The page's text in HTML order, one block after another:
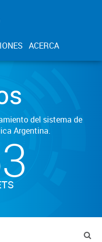
ACERCA
del sistema de
Argentina.